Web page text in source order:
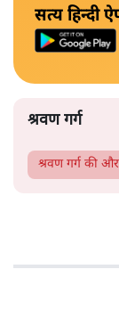
सत्य हिन्दी
श्रवण गर्ग
श्रवण गर्ग की और